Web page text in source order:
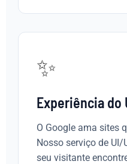
✨
Experiência do
O Google ama sites
Nosso serviço de
seu visitante